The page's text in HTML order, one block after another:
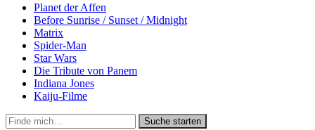
Planet der Affen
Before Sunrise / Sunset / Midnight
Matrix
Spider-Man
Star Wars
Die Tribute von Panem
Indiana Jones
Kaiju-Filme
Suche
Suche starten